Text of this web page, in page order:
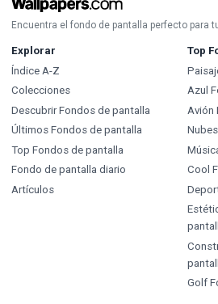
Encuentra el fondo de pantalla perfecto para
Explorar
Índice A-Z
Colecciones
Descubrir Fondos de pantalla
Últimos Fondos de pantalla
Top Fondos de pantalla
Fondo de pantalla diario
Artículos
Top
Azul
Avión
Cool
Golf